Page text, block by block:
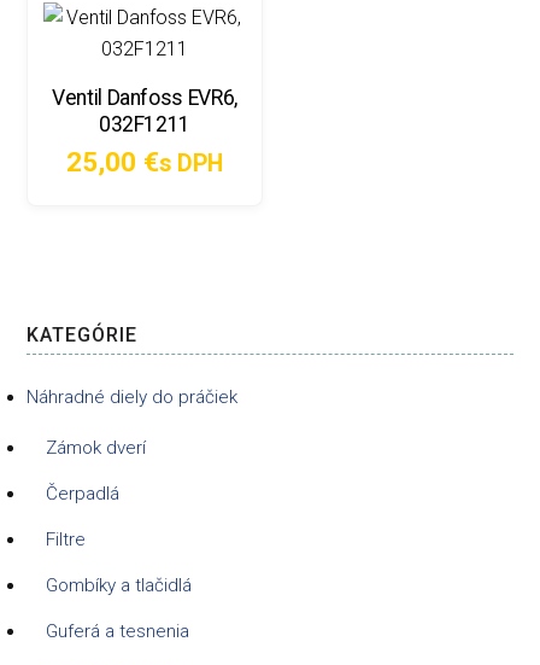
Ventil Danfoss EVR6,
032F1211
25,00 €s DPH
KATEGÓRIE
Náhradné diely do práčiek
Zámok dverí
Čerpadlá
Filtre
Gombíky a tlačidlá
Guferá a tesnenia